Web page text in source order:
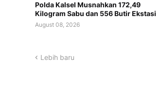
Polda Kalsel Musnahkan 172,49
Kilogram Sabu dan 556 Butir Ekstasi
August 08, 2026
Lebih baru